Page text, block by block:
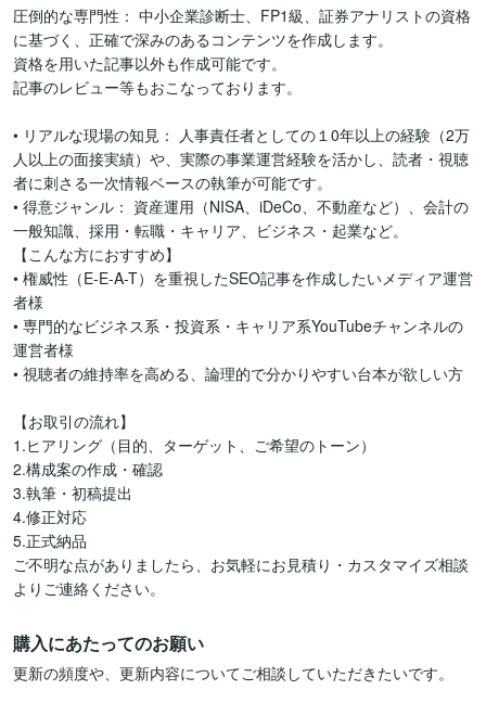
圧倒的な専門性： 中小企業診断士、FP1級、証券アナリストの資格
に基づく、正確で深みのあるコンテンツを作成します。
資格を用いた記事以外も作成可能です。
記事のレビュー等もおこなっております。
• リアルな現場の知見： 人事責任者としての１0年以上の経験（2万
人以上の面接実績）や、実際の事業運営経験を活かし、読者・視聴
者に刺さる一次情報ベースの執筆が可能です。
• 得意ジャンル： 資産運用（NISA、iDeCo、不動産など）、会計の
一般知識、採用・転職・キャリア、ビジネス・起業など。
【こんな方におすすめ】
• 権威性（E-E-A-T）を重視したSEO記事を作成したいメディア運営
者様
• 専門的なビジネス系・投資系・キャリア系YouTubeチャンネルの
運営者様
• 視聴者の維持率を高める、論理的で分かりやすい台本が欲しい方
【お取引の流れ】
1.ヒアリング（目的、ターゲット、ご希望のトーン）
2.構成案の作成・確認
3.執筆・初稿提出
4.修正対応
5.正式納品
ご不明な点がありましたら、お気軽にお見積り・カスタマイズ相談
よりご連絡ください。
購入にあたってのお願い
更新の頻度や、更新内容についてご相談していただきたいです。